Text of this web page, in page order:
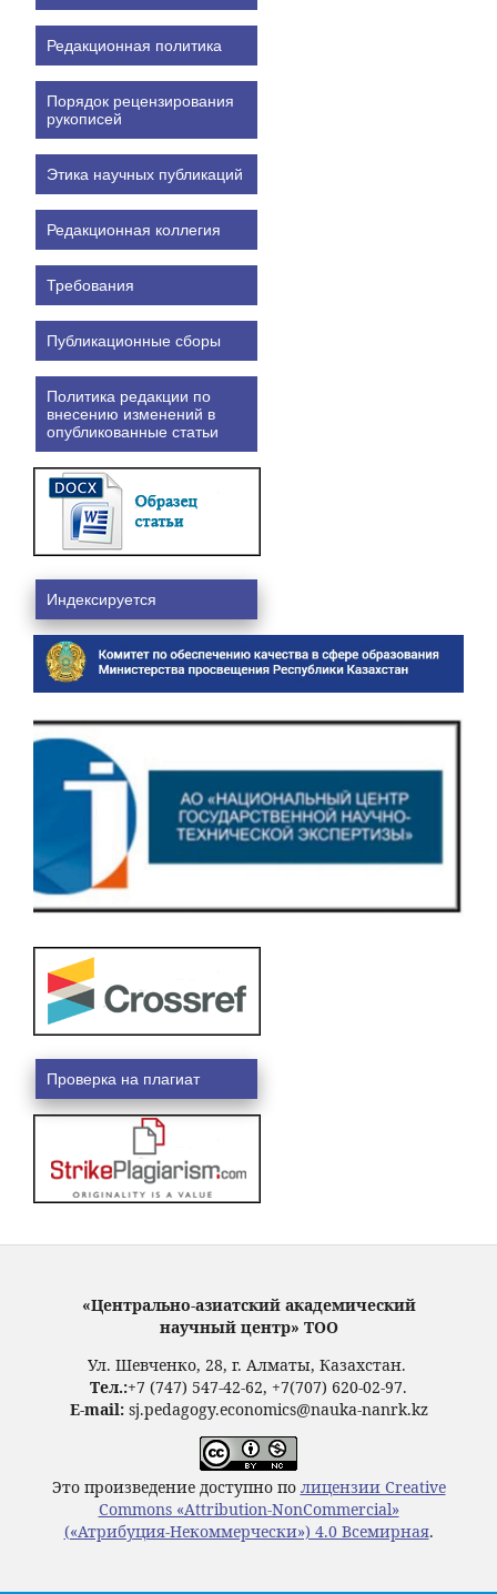
Редакционная политика
Порядок рецензирования
рукописей
Этика научных публикаций
Редакционная коллегия
Требования
Публикационные сборы
Политика редакции по
внесению изменений в
опубликованные статьи
Индексируется
Проверка на плагиат
«Центрально-азиатский академический
научный центр» ТОО
Ул. Шевченко, 28, г. Алматы, Казахстан.
Тел.:+7 (747) 547-42-62, +7(707) 620-02-97.
E-mail:sj.pedagogy.economics@nauka-nanrk.kz
Это произведение доступно по лицензии Creative
Commons «Attribution-NonCommercial»
(«Атрибуция-Некоммерчески») 4.0 Всемирная.